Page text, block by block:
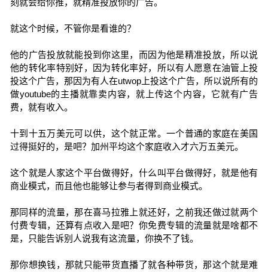
刻就会给你推，就精准投放你的广告。
就这个时候，不管你是看谁的？
他的广告投放就能投到你这里，而因为他是精准投放，所以说
他的转化率特别好，因为转化率好，所以有人愿意在油管上投
投这个广告，那因为有人在utwop上投这个广告，所以说所有的
做youtube的主播就靠卖内容，就上传这个内容，它就有广告
费，就有收入。
十到十五万美元可以供，这个就正常。一个普通的家庭在美国
过得挺好的，是吧？加州平均这个家庭收入才六万五美元。
这个就是人家这个平台做得好，什么叫平台做得好，就是他有
商业模式，而且他也能够让参与者得到商业模式。
那同样的流量，那在喜马拉雅上就还好，之前我还做过就两个
付费专辑，还算有点收入是吧？你免费专辑的流量就是啥都不
是，只能告诉别人说我有这流量，你换不了钱。
那你想换钱，那就只能带货直播了就各种带货，那这个就是难